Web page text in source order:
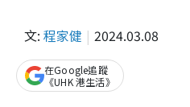
文: 程家健 2024.03.08
在Google追蹤
《UHK 港生活》